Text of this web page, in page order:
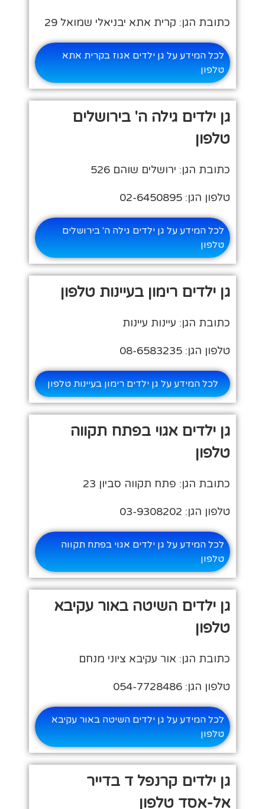
כתובת הגן: קרית אתא יבניאלי שמואל 29
לכל המידע על גן ילדים אגוז בקרית אתא
טלפון
גן ילדים גילה ה' בירושלים
טלפון
כתובת הגן: ירושלים שוהם 526
טלפון הגן: 02-6450895
לכל המידע על גן ילדים גילה ה' בירושלים
טלפון
גן ילדים רימון בעיינות טלפון
כתובת הגן: עיינות עיינות
טלפון הגן: 08-6583235
לכל המידע על גן ילדים רימון בעיינות טלפון
גן ילדים אגוי בפתח תקווה
טלפון
כתובת הגן: פתח תקווה סביון 23
טלפון הגן: 03-9308202
לכל המידע על גן ילדים אגוי בפתח תקווה
טלפון
גן ילדים השיטה באור עקיבא
טלפון
כתובת הגן: אור עקיבא ציוני מנחם
טלפון הגן: 054-7728486
לכל המידע על גן ילדים השיטה באור עקיבא
טלפון
גן ילדים קרנפל ד בדייר
אל-אסד טלפון